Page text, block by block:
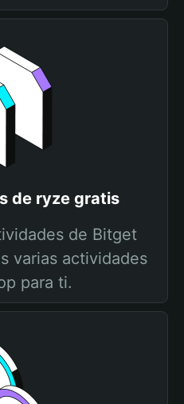
de ryze gratis
de Bitget
varias actividades
para ti.